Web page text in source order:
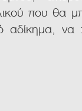
που θα
αδίκημα,